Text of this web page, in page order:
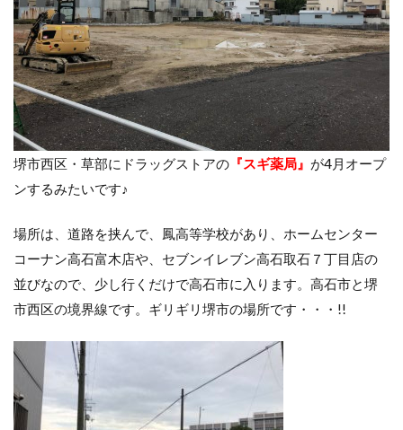
堺市西区・草部にドラッグストアの 『スギ薬局』 が4月オープ
ンするみたいです♪
場所は、道路を挟んで、鳳高等学校があり、ホームセンター
コーナン高石富木店や、セブンイレブン高石取石７丁目店の
並びなので、少し行くだけで高石市に入ります。高石市と堺
市西区の境界線です。ギリギリ堺市の場所です・・・!!